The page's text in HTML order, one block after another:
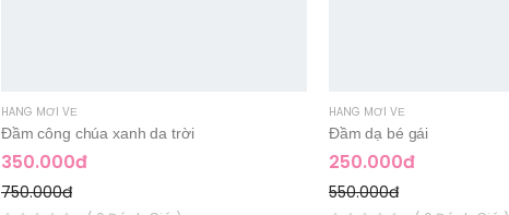
HÀNG MỚI VỀ
Đầm công chúa xanh da trời
350.000đ
750.000đ
HÀNG MỚI VỀ
Đầm dạ bé gái
250.000đ
550.000đ